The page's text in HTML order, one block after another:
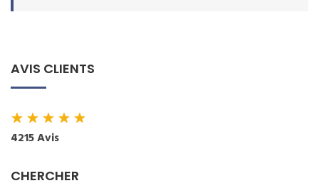
AVIS CLIENTS
★★★★★
4215 Avis
CHERCHER